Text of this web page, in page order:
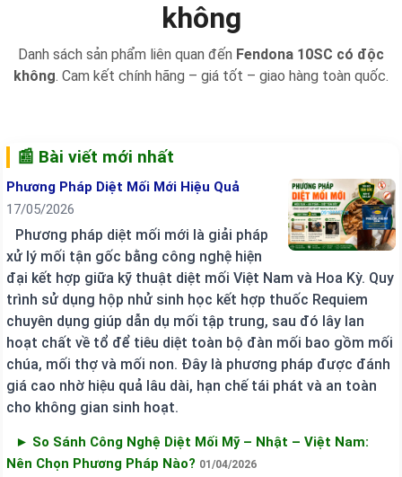
không
Danh sách sản phẩm liên quan đến Fendona 10SC có độc
không. Cam kết chính hãng – giá tốt – giao hàng toàn quốc.
📰 Bài viết mới nhất
Phương Pháp Diệt Mối Mới Hiệu Quả
17/05/2026
Phương pháp diệt mối mới là giải pháp
xử lý mối tận gốc bằng công nghệ hiện
đại kết hợp giữa kỹ thuật diệt mối Việt Nam và Hoa Kỳ. Quy
trình sử dụng hộp nhử sinh học kết hợp thuốc Requiem
chuyên dụng giúp dẫn dụ mối tập trung, sau đó lây lan
hoạt chất về tổ để tiêu diệt toàn bộ đàn mối bao gồm mối
chúa, mối thợ và mối non. Đây là phương pháp được đánh
giá cao nhờ hiệu quả lâu dài, hạn chế tái phát và an toàn
cho không gian sinh hoạt.
► So Sánh Công Nghệ Diệt Mối Mỹ – Nhật – Việt Nam:
Nên Chọn Phương Pháp Nào? 01/04/2026